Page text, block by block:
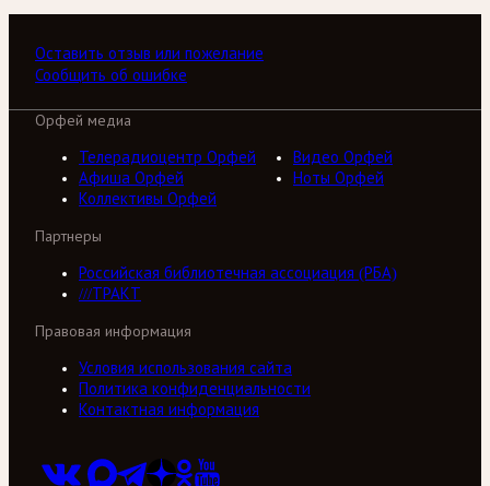
Оставить отзыв или пожелание
Сообщить об ошибке
Орфей медиа
Телерадиоцентр Орфей
Видео Орфей
Афиша Орфей
Ноты Орфей
Коллективы Орфей
Партнеры
Российская библиотечная ассоциация (РБА)
///ТРАКТ
Правовая информация
Условия использования сайта
Политика конфиденциальности
Контактная информация